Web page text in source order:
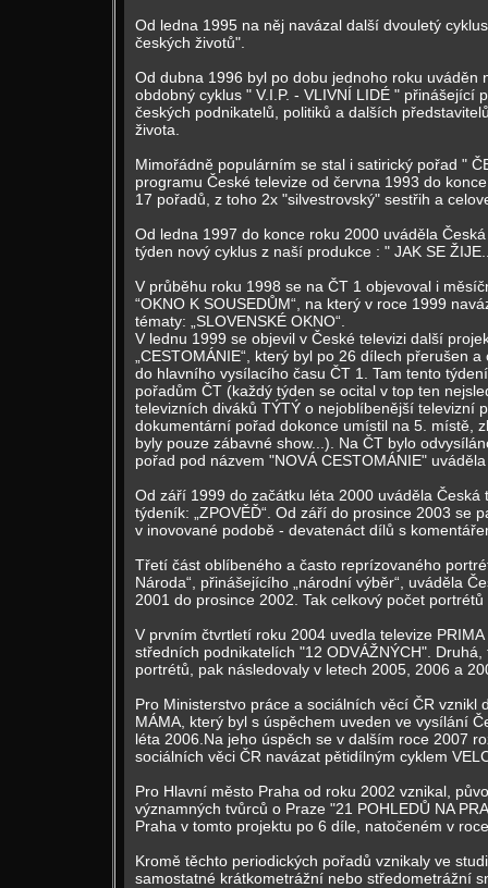
Od ledna 1995 na něj navázal další dvouletý
českých životů".
Od dubna 1996 byl po dobu jednoho roku uváděn
obdobný cyklus " V.I.P. - VLIVNÍ LIDÉ " přinášející
českých podnikatelů, politiků a dalších
života.
Mimořádně populárním se stal i satirický pořad "
programu České televize od června 1993 do
17 pořadů, z toho 2x "silvestrovský" sestřih a
Od ledna 1997 do konce roku 2000 uváděla
týden nový cyklus z naší produkce : " JAK SE
V průběhu roku 1998 se na ČT 1 objevoval i
“OKNO K SOUSEDŮM“, na který v roce 1999
tématy: „SLOVENSKÉ OKNO“.
V lednu 1999 se objevil v České televizi další
„CESTOMÁNIE“, který byl po 26 dílech přerušen
do hlavního vysílacího času ČT 1. Tam tento
pořadům ČT (každý týden se ocital v top ten
televizních diváků TÝTÝ o nejoblíbenější televizní
dokumentární pořad dokonce umístil na 5. místě,
byly pouze zábavné show...). Na ČT bylo
pořad pod názvem "NOVÁ CESTOMÁNIE"
Od září 1999 do začátku léta 2000 uváděla
týdeník: „ZPOVĚĎ“. Od září do prosince 2003 se
v inovované podobě - devatenáct dílů s
Třetí část oblíbeného a často reprízovaného
Národa“, přinášejícího „národní výběr“, uváděla
2001 do prosince 2002. Tak celkový počet
V prvním čtvrtletí roku 2004 uvedla televize
středních podnikatelích "12 ODVÁŽNÝCH".
portrétů, pak následovaly v letech 2005, 2006 a
Pro Ministerstvo práce a sociálních věcí ČR vznikl
MÁMA, který byl s úspěchem uveden ve vysílání
léta 2006.Na jeho úspěch se v dalším roce 2007
sociálních věci ČR navázat pětidílným cyklem
Pro Hlavní město Praha od roku 2002 vznikal,
významných tvůrců o Praze "21 POHLEDŮ NA
Praha v tomto projektu po 6 díle, natočeném v
Kromě těchto periodických pořadů vznikaly ve
samostatné krátkometrážní nebo středometrážní